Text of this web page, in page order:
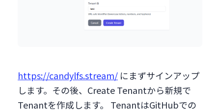
https://candylfs.stream/ にまずサインアップ
します。その後、Create Tenantから新規で
Tenantを作成します。 TenantはGitHubでの